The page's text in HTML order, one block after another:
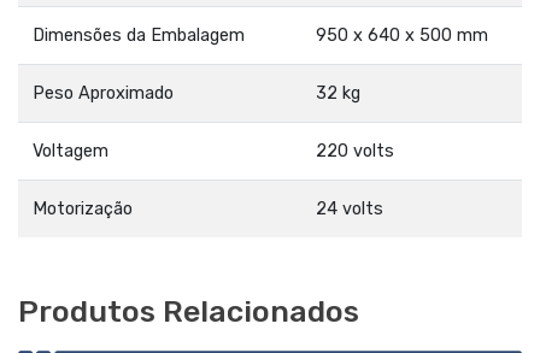
Dimensões da Embalagem 950 x 640 x 500 mm
Peso Aproximado 32 kg
Voltagem 220 volts
Motorização 24 volts
Produtos Relacionados